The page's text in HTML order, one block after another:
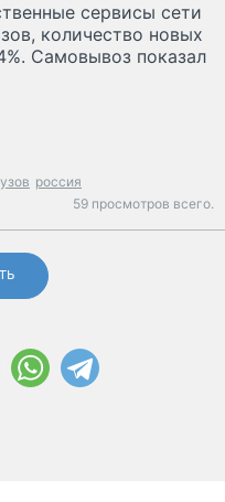
сервисы сети
количество новых
Самовывоз показал
россия
59 просмотров всего.